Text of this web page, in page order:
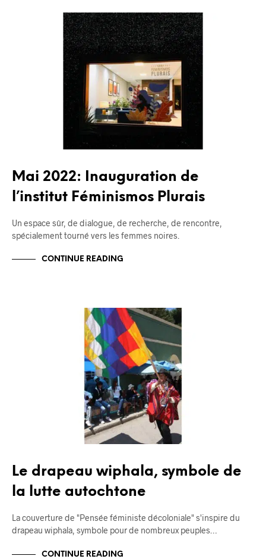
Mai 2022: Inauguration de
l’institut Féminismos Plurais
Un espace sûr, de dialogue, de recherche, de rencontre,
spécialement tourné vers les femmes noires.
CONTINUE READING
Le drapeau wiphala, symbole de
la lutte autochtone
La couverture de "Pensée féministe décoloniale" s'inspire du
drapeau wiphala, symbole pour de nombreux peuples…
CONTINUE READING